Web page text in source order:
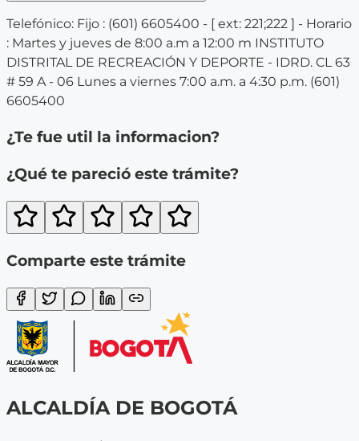
Telefónico: Fijo : (601) 6605400 - [ ext: 221;222 ] - Horario
: Martes y jueves de 8:00 a.m a 12:00 m INSTITUTO
DISTRITAL DE RECREACIÓN Y DEPORTE - IDRD. CL 63
# 59 A - 06 Lunes a viernes 7:00 a.m. a 4:30 p.m. (601)
6605400
¿Te fue util la informacion?
¿Qué te pareció este trámite?
Comparte este trámite
ALCALDÍA DE BOGOTÁ